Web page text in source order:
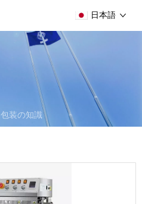
日本語
包装の知識